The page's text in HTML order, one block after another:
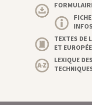
TEXTES DE
ET
LEXIQUE